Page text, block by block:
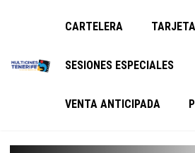
CARTELERA
SESIONES ESPECIALES
VENTA ANTICIPADA